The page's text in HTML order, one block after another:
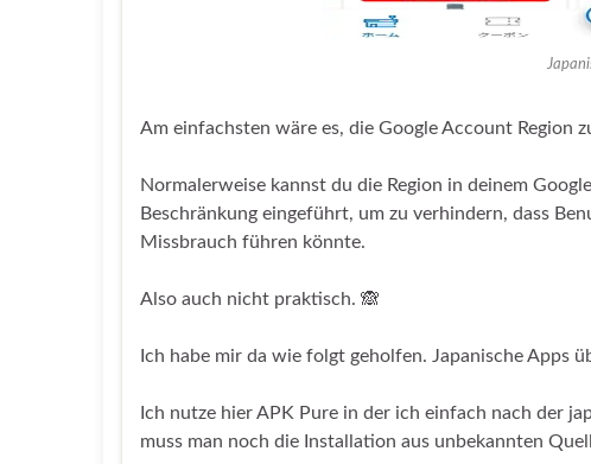
Am einfachsten wäre es, die Google Account Region
Normalerweise kannst du die Region in deinem
Beschränkung eingeführt, um zu verhindern, dass
Missbrauch führen könnte.
Also auch nicht praktisch. 🙈
Ich habe mir da wie folgt geholfen. Japanische Apps
Ich nutze hier APK Pure in der ich einfach nach der
muss man noch die Installation aus unbekannten